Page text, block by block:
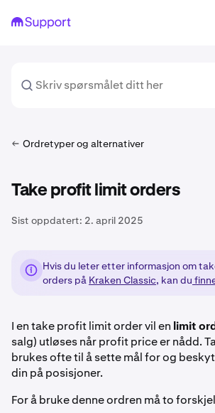
Ordretyper og alternativer
Take profit limit orders
Sist oppdatert: 2. april 2025
Hvis du leter etter informasjon om
orders på Kraken Classic, kan du
I en take profit limit order vil en limit
salg) utløses når profit price er nådd.
brukes ofte til å sette mål for og
din på posisjoner.
For å bruke denne ordren må to